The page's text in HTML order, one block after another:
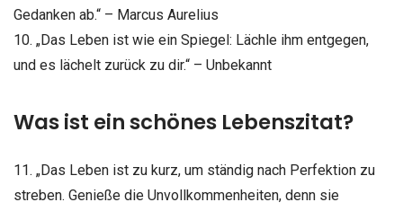
Gedanken ab.“ – Marcus Aurelius
10. „Das Leben ist wie ein Spiegel: Lächle ihm entgegen,
und es lächelt zurück zu dir.“ – Unbekannt
Was ist ein schönes Lebenszitat?
11. „Das Leben ist zu kurz, um ständig nach Perfektion zu
streben. Genieße die Unvollkommenheiten, denn sie